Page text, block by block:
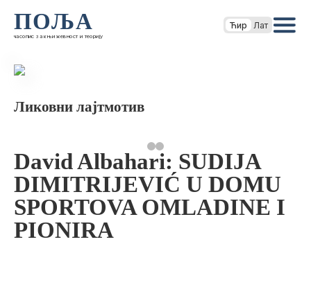
ПОЉА
часопис за књижевност и теорију
Ћир Лат
Ликовни лајтмотив
David Albahari: SUDIJA
DIMITRIJEVIĆ U DOMU
SPORTOVA OMLADINE I
PIONIRA